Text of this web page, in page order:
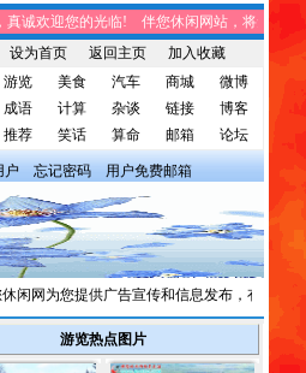
欢迎您的光临! 伴您休闲网站，将免费给您
设为首页 返回主页
加入收藏
游览 美食 汽车 商城
微博
成语 计算 杂谈 链接
博客
推荐 笑话 算命 邮箱 论坛
户 忘记密码 用户免费邮箱
网为您提供广告宣传和信息发布，有需求者请与
游览热点图片